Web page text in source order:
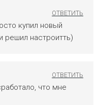
купил новый
решил настроитть)
что мне